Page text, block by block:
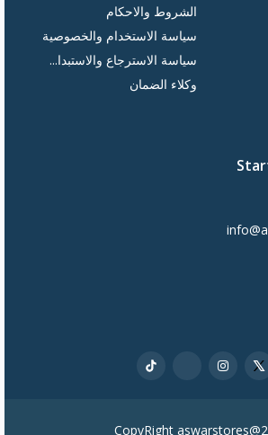
الشروط والاحكام
سياسة الاستخدام والخصوصية
سياسة الاسترجاع والاستبدا...
وكلاء الضمان
CopyRight